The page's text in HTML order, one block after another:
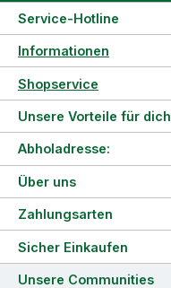
Service-Hotline
Informationen
Shopservice
Unsere Vorteile für dich
Über uns
Zahlungsarten
Abholadresse:
Sicher Einkaufen
Unsere Communities